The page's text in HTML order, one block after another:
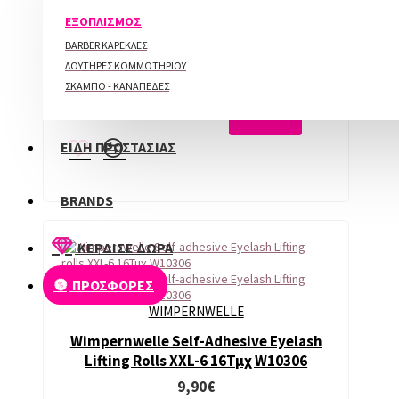
ΕΞΟΠΛΙΣΜΟΣ
BARBER ΚΑΡΕΚΛΕΣ
ΛΟΥΤΗΡΕΣ ΚΟΜΜΩΤΗΡΙΟΥ
ΣΚΑΜΠΟ - ΚΑΝΑΠΕΔΕΣ
ΕΙΔΗ ΠΡΟΣΤΑΣΙΑΣ
BRANDS
ΚΕΡΔΙΣΕ ΔΩΡΑ
ΠΡΟΣΦΟΡΕΣ
Wimpernwelle Self-Adhesive Eyelash
Lifting Rolls XL-5 16Τμχ W10305
9,90€
WIMPERNWELLE
Wimpernwelle Self-Adhesive Eyelash
Lifting Rolls XXL-6 16Τμχ W10306
9,90€